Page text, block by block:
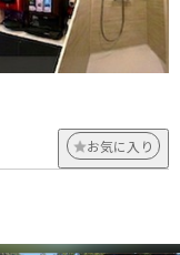
お気に入り